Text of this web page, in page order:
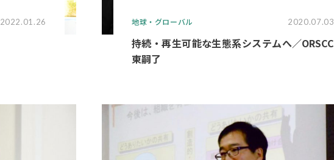
2022.01.26 地球・グローバル 2020.07.03
持続・再生可能な生態系システムへ／ORSCC
東嗣了